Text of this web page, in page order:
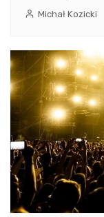
Michał Kozicki